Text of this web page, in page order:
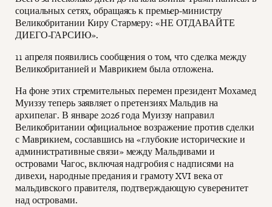
социальных сетях, обращаясь к премьер-министру
Великобритании Киру Стармеру: «НЕ ОТДАВАЙТЕ
ДИЕГО-ГАРСИЮ».
11 апреля появились сообщения о том, что сделка между
Великобританией и Маврикием была отложена.
На фоне этих стремительных перемен президент Мохамед
Муиззу теперь заявляет о претензиях Мальдив на
архипелаг. В январе 2026 года Муиззу направил
Великобритании официальное возражение против сделки
с Маврикием, сославшись на «глубокие исторические и
административные связи» между Мальдивами и
островами Чагос, включая надгробия с надписями на
дивехи, народные предания и грамоту XVI века от
мальдивского правителя, подтверждающую суверенитет
над островами.